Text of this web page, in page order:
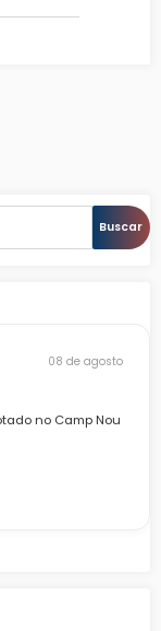
Buscar
08 de agosto
no Camp Nou